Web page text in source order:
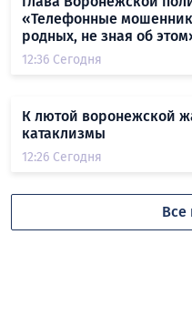
«Телефонные
родных, не зная об
12:36 Сегодня
К лютой воронежской
катаклизмы
12:26 Сегодня
Все